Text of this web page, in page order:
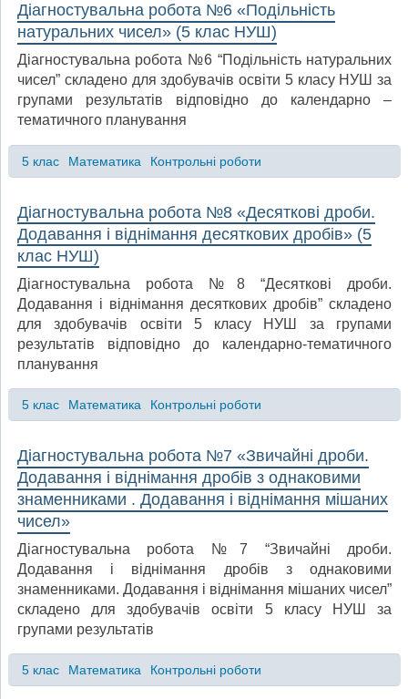
Діагностувальна робота №6 «Подільність
натуральних чисел» (5 клас НУШ)
Діагностувальна робота №6 “Подільність натуральних
чисел” складено для здобувачів освіти 5 класу НУШ за
групами результатів відповідно до календарно –
тематичного планування
5 клас Математика Контрольні роботи
Діагностувальна робота №8 «Десяткові дроби.
Додавання і віднімання десяткових дробів» (5
клас НУШ)
Діагностувальна робота №8 “Десяткові дроби.
Додавання і віднімання десяткових дробів” складено
для здобувачів освіти 5 класу НУШ за групами
результатів відповідно до календарно-тематичного
планування
5 клас Математика Контрольні роботи
Діагностувальна робота №7 «Звичайні дроби.
Додавання і віднімання дробів з однаковими
знаменниками . Додавання і віднімання мішаних
чисел»
Діагностувальна робота №7 “Звичайні дроби.
Додавання і віднімання дробів з однаковими
знаменниками. Додавання і віднімання мішаних чисел”
складено для здобувачів освіти 5 класу НУШ за
групами результатів
5 клас Математика Контрольні роботи